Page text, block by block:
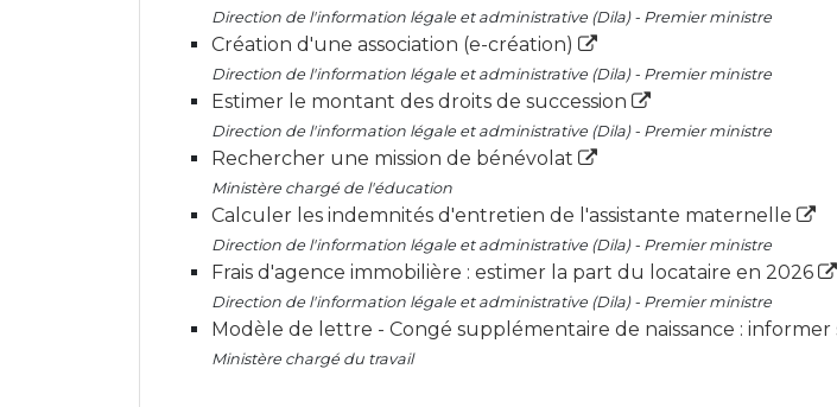
Direction de l'information légale et administrative (Dila) - Premier ministre
Création d'une association (e-création)
Direction de l'information légale et administrative (Dila) - Premier ministre
Estimer le montant des droits de succession
Direction de l'information légale et administrative (Dila) - Premier ministre
Rechercher une mission de bénévolat
Ministère chargé de l'éducation
Calculer les indemnités d'entretien de l'assistante maternelle
Direction de l'information légale et administrative (Dila) - Premier ministre
Frais d'agence immobilière : estimer la part du locataire en 2026
Direction de l'information légale et administrative (Dila) - Premier ministre
Modèle de lettre - Congé supplémentaire de naissance :
Ministère chargé du travail